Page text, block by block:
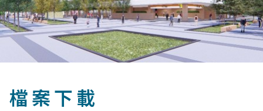
檔案下載